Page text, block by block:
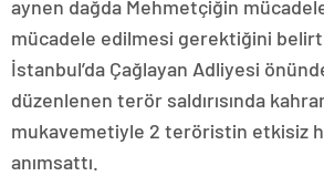
aynen dağda Mehmetçiğin
mücadele edilmesi gerektiğini
İstanbul’da Çağlayan Adliyesi
düzenlenen terör saldırısında
mukavemetiyle 2 teröristin etkisiz
anımsattı.